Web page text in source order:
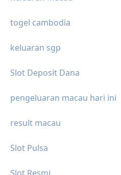
togel cambodia
keluaran sgp
Slot Deposit Dana
pengeluaran macau hari ini
result macau
Slot Pulsa